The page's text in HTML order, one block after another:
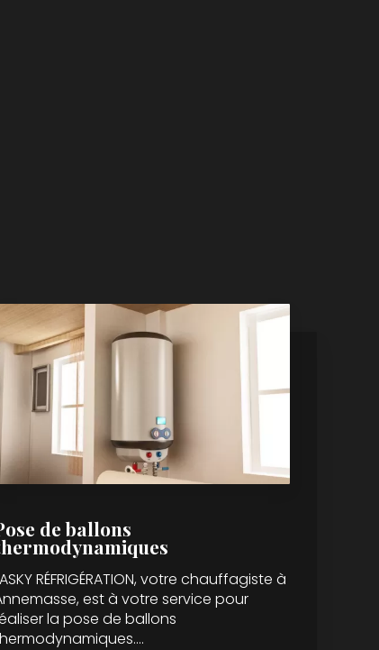
de ballons
RÉFRIGÉRATION, votre chauffagiste à
est à votre service pour
la pose de ballons